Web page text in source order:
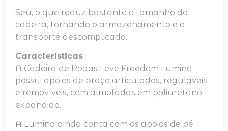
Seu, o que reduz bastante o tamanho da
cadeira, tornando o armazenamento e o
transporte descomplicado.
Características
A Cadeira de Rodas Leve Freedom Lumina
possui apoios de braço articulados, reguláveis
e removíveis, com almofadas em poliuretano
expandido.
A Lumina ainda conta com os apoios de pé